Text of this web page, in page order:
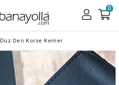
0
Düz Deri Korse Kemer